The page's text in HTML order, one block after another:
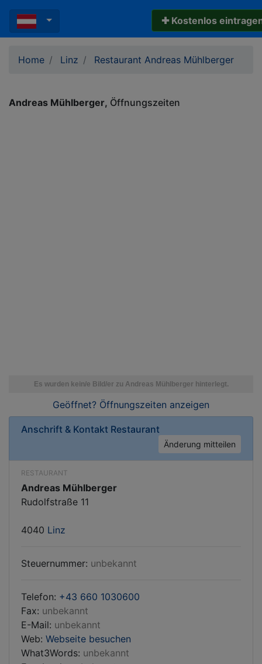
✚ Kostenlos
Home Linz Restaurant Andreas Mühlberger
Andreas Mühlberger Öffnungszeiten
Geöffnet? Öffnungszeiten anzeigen
Anschrift & Kontakt Restaurant
Änderung mitteilen
RESTAURANT
Andreas Mühlberger
Rudolfstraße 11
4040 Linz
Steuernummer: unbekannt
Telefon: +43 660 1030600
Fax: unbekannt
E-Mail: unbekannt
Web: Webseite besuchen
What3Words: unbekannt